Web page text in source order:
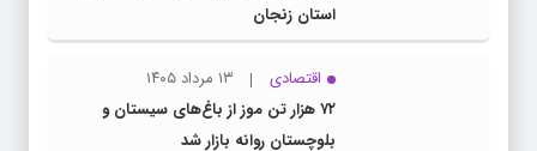
استان زنجان
اقتصادی
۱۳ مرداد ۱۴۰۵
۷۲ هزار تن موز از باغ‌های سیستان و
بلوچستان روانه بازار شد